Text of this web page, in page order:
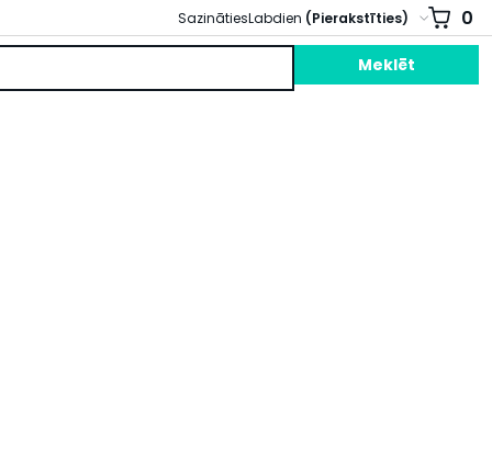
SazinātiesLabdien (Pierakstīties) 0
Meklēt